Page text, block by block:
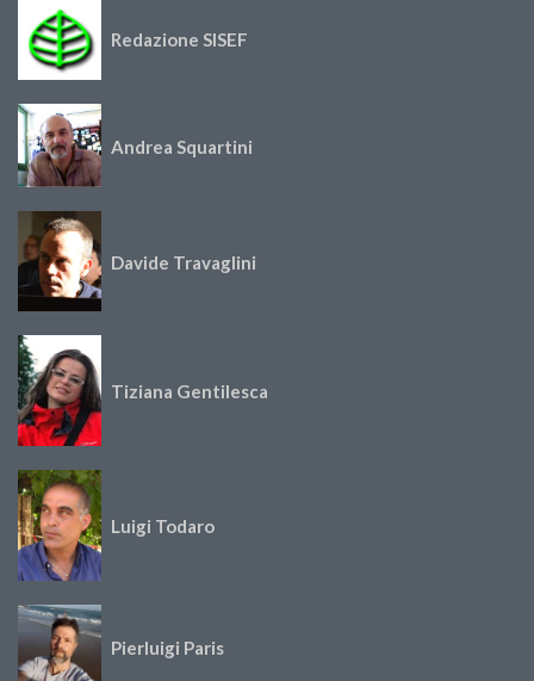
Redazione SISEF
Andrea Squartini
Davide Travaglini
Tiziana Gentilesca
Luigi Todaro
Pierluigi Paris